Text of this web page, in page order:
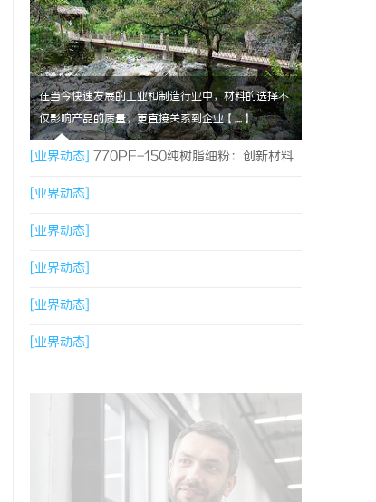
在当今快速发展的工业和制造行业中，材料的选择不
仅影响产品的质量，更直接关系到企业【....】
[业界动态] 770PF-150纯树脂细粉：创新材料
的未来
[业界动态]
[业界动态]
[业界动态]
[业界动态]
[业界动态]